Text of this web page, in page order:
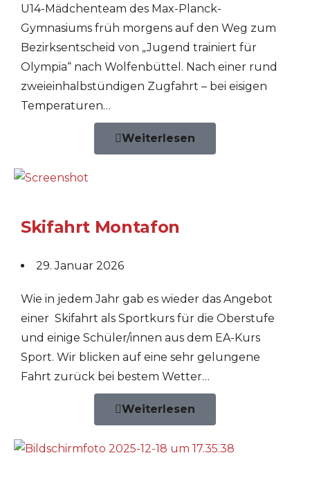
U14-Mädchenteam des Max-Planck-
Gymnasiums früh morgens auf den Weg zum
Bezirksentscheid von „Jugend trainiert für
Olympia“ nach Wolfenbüttel. Nach einer rund
zweieinhalbstündigen Zugfahrt – bei eisigen
Temperaturen…
Weiterlesen
Skifahrt Montafon
29. Januar 2026
Wie in jedem Jahr gab es wieder das Angebot
einer Skifahrt als Sportkurs für die Oberstufe
und einige Schüler/innen aus dem EA-Kurs
Sport. Wir blicken auf eine sehr gelungene
Fahrt zurück bei bestem Wetter…
Weiterlesen